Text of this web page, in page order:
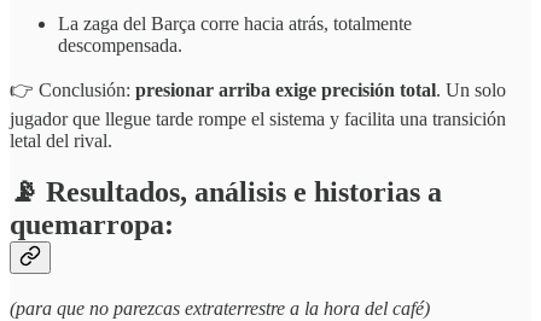
La zaga del Barça corre hacia atrás, totalmente
descompensada.
👉 Conclusión: presionar arriba exige precisión total. Un solo
jugador que llegue tarde rompe el sistema y facilita una transición
letal del rival.
📡 Resultados, análisis e historias a
quemarropa:
(para que no parezcas extraterrestre a la hora del café)